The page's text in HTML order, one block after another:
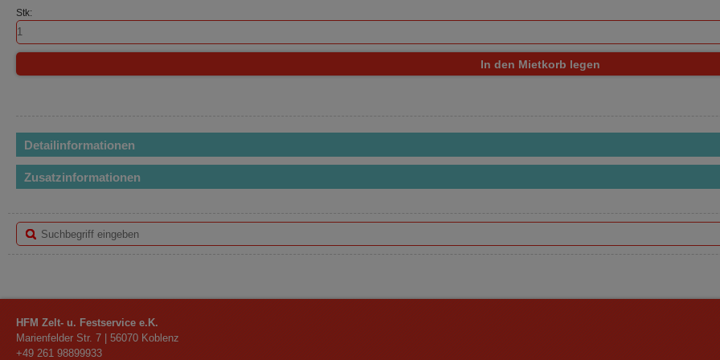
Stk:
In den Mietkorb legen
Detailinformationen
Zusatzinformationen
HFM Zelt- u. Festservice e.K.
Marienfelder Str. 7 | 56070 Koblenz
+49 261 98899933